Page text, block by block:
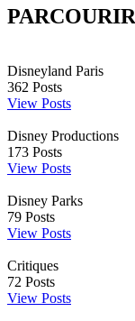
Disneyland Paris
362 Posts
View Posts
Disney Productions
173 Posts
View Posts
Disney Parks
79 Posts
View Posts
Critiques
72 Posts
View Posts